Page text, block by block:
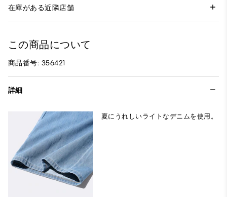
在庫がある近隣店舗
この商品について
商品番号: 356421
詳細
夏にうれしいライトなデニムを使用。